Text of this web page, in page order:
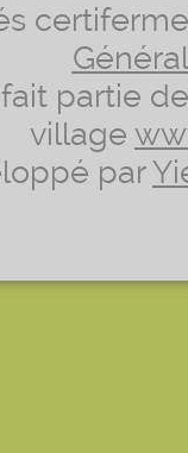
partie
village
par